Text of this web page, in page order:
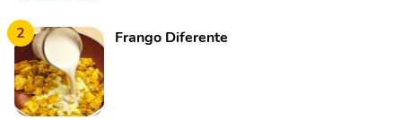
2 Frango Diferente